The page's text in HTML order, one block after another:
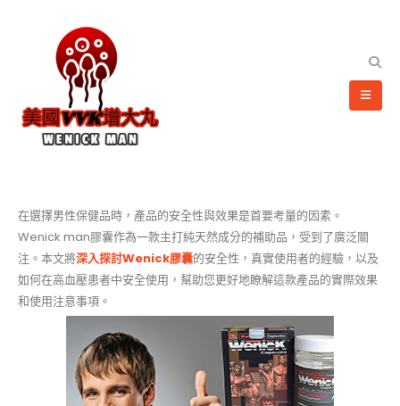
在選擇男性保健品時，產品的安全性與效果是首要考量的因素。
Wenick man膠囊作為一款主打純天然成分的補助品，受到了廣泛關
注。本文將深入探討Wenick膠囊的安全性，真實使用者的經驗，以及
如何在高血壓患者中安全使用，幫助您更好地瞭解這款產品的實際效果
和使用注意事項。